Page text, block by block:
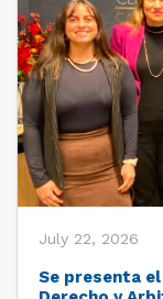
July 22, 2026
Se presenta el